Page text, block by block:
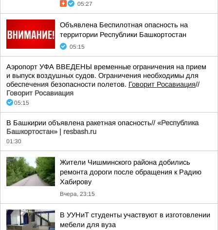
05:27
Объявлена Беспилотная опасность на
территории Республики Башкортостан
05:15
Аэропорт УФА ВВЕДЕНЫ временные ограничения на прием
и выпуск воздушных судов. Ограничения необходимы для
обеспечения безопасности полетов. Говорит Росавиация//
Говорит Росавиация
05:15
В Башкирии объявлена ракетная опасность// «Республика
Башкортостан» | resbash.ru
01:30
Жители Чишминского района добились
ремонта дороги после обращения к Радию
Хабирову
Вчера, 23:15
В УУНиТ студенты участвуют в изготовлении
мебели для вуза